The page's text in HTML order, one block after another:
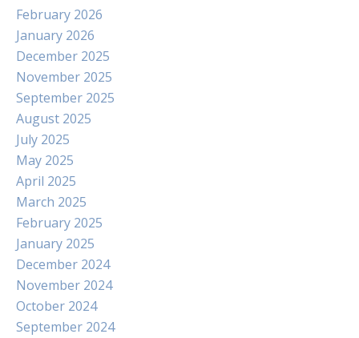
February 2026
January 2026
December 2025
November 2025
September 2025
August 2025
July 2025
May 2025
April 2025
March 2025
February 2025
January 2025
December 2024
November 2024
October 2024
September 2024